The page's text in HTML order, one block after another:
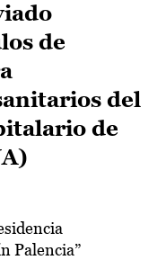
de
del
de
Palencia”